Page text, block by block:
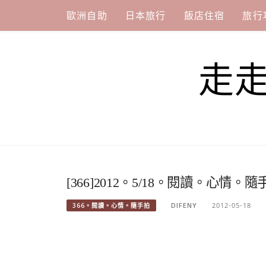
content
歐洲自助 日本旅行 飯店住宿 旅行
走
[366]2012。5/18。閱讀。心情。隨
366。閱讀。心情。隨手拍 DIFENY 2012-05-18